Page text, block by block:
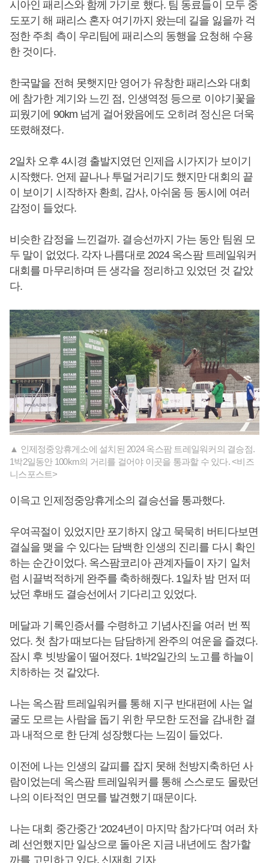
시아인 패리스와 함께 가기로 했다. 팀 동료들이 모두 중
도포기 해 패리스 혼자 여기까지 왔는데 길을 잃을까 걱
정한 주최 측이 우리팀에 패리스의 동행을 요청해 수용
한 것이다.
한국말을 전혀 못햇지만 영어가 유창한 패리스와 대회
에 참가한 계기와 느낀 점, 인생역정 등으로 이야기꽃을
피웠기에 90km 넘게 걸어왔음에도 오히려 정신은 더욱
또렸해졌다.
2일차 오후 4시경 출발지였던 인제읍 시가지가 보이기
시작했다. 언제 끝나나 투덜거리기도 했지만 대회의 끝
이 보이기 시작하자 환희, 감사, 아쉬움 등 동시에 여러
감정이 들었다.
비슷한 감정을 느낀걸까. 결승선까지 가는 동안 팀원 모
두 말이 없었다. 각자 나름대로 2024 옥스팜 트레일워커
대회를 마무리하며 든 생각을 정리하고 있었던 것 같았
다.
▲ 인제정중앙휴게소에 설치된 2024 옥스팜 트레일워커의 결승점.
1박2일동안 100km의 거리를 걸어야 이곳을 통과할 수 있다. <비즈
니스포스트>
이윽고 인제정중앙휴게소의 결승선을 통과했다.
우여곡절이 있었지만 포기하지 않고 묵묵히 버티다보면
결실을 맺을 수 있다는 담백한 인생의 진리를 다시 확인
하는 순간이었다. 옥스팜코리아 관계자들이 자기 일처
럼 시끌벅적하게 완주를 축하해줬다. 1일차 밤 먼저 떠
났던 후배도 결승선에서 기다리고 있었다.
메달과 기록인증서를 수령하고 기념사진을 여러 번 찍
었다. 첫 참가 때보다는 담담하게 완주의 여운을 즐겼다.
잠시 후 빗방울이 떨어졌다. 1박2일간의 노고를 하늘이
치하하는 것 같았다.
나는 옥스팜 트레일워커를 통해 지구 반대편에 사는 얼
굴도 모르는 사람을 돕기 위한 무모한 도전을 감내한 결
과 내적으로 한 단계 성장했다는 느낌이 들었다.
이전에 나는 인생의 갈피를 잡지 못해 천방지축하던 사
람이었는데 옥스팜 트레일워커를 통해 스스로도 몰랐던
나의 이타적인 면모를 발견했기 때문이다.
나는 대회 중간중간 ‘2024년이 마지막 참가다’며 여러 차
례 선언했지만 일상으로 돌아온 지금 내년에도 참가할
까를 고민하고 있다. 신재희 기자